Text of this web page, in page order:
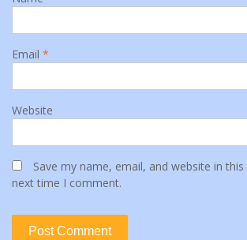
Email *
Website
Save my name, email, and website in
next time I comment.